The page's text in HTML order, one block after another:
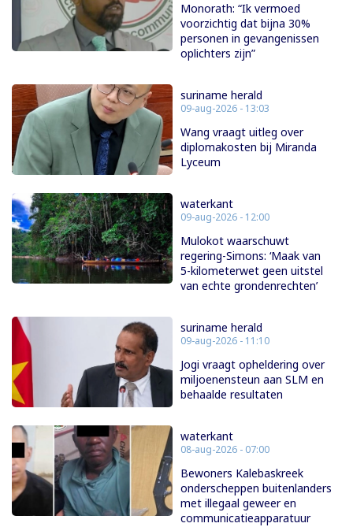
Monorath: “Ik vermoed
voorzichtig dat bijna 30%
personen in gevangenissen
oplichters zijn”
suriname herald
09-aug-2026 - 13:03
Wang vraagt uitleg over
diplomakosten bij Miranda
Lyceum
waterkant
09-aug-2026 - 12:00
Mulokot waarschuwt
regering-Simons: ‘Maak van
5-kilometerwet geen uitstel
van echte grondenrechten’
suriname herald
09-aug-2026 - 11:10
Jogi vraagt opheldering over
miljoenensteun aan SLM en
behaalde resultaten
waterkant
08-aug-2026 - 07:00
Bewoners Kalebaskreek
onderscheppen buitenlanders
met illegaal geweer en
communicatieapparatuur